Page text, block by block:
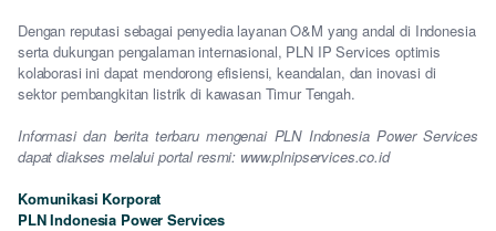
Dengan reputasi sebagai penyedia layanan O&M yang andal di Indonesia
serta dukungan pengalaman internasional, PLN IP Services optimis
kolaborasi ini dapat mendorong efisiensi, keandalan, dan inovasi di
sektor pembangkitan listrik di kawasan Timur Tengah.
Informasi dan berita terbaru mengenai PLN Indonesia Power Services
dapat diakses melalui portal resmi: www.plnipservices.co.id
Komunikasi Korporat
PLN Indonesia Power Services